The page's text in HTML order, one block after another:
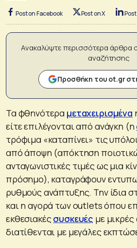
Post on Facebook Post on X
Ανακαλύψτε περισσότερα άρθρα
αναζήτησης
Προσθήκη του ot.gr
Τα φθηνότερα μεταχειρισμένα
είτε επιλέγονται από ανάγκη (η
τρόφιμα «καταπίνει» τις
από άποψη (απόκτηση
ανταγωνιστικές τιμές ως μια
πρόσημο), καταγράφουν
ρυθμούς ανάπτυξης. Την ίδια
και η αγορά των outlets όπου
εκθεσιακέςσυσκευές με
διατίθενται με μεγάλες